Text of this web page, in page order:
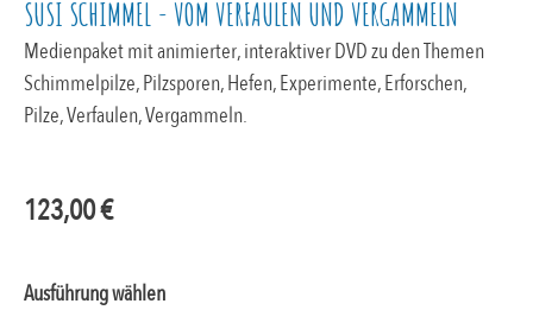
SUSI SCHIMMEL - VOM VERFAULEN UND VERGAMMELN
Medienpaket mit animierter, interaktiver DVD zu den Themen
Schimmelpilze, Pilzsporen, Hefen, Experimente, Erforschen,
Pilze, Verfaulen, Vergammeln.
123,00€
Ausführung wählen